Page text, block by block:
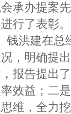
承办提案
行了表彰。
洪建在总
，明确提
报告提出
效益；二
维，全力